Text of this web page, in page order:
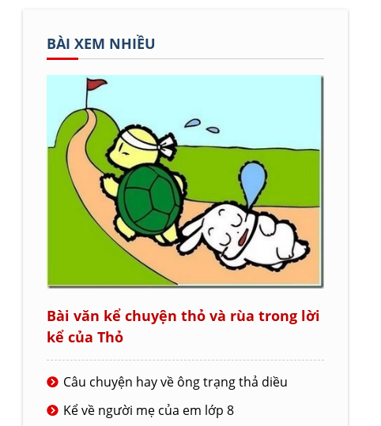
BÀI XEM NHIỀU
Bài văn kể chuyện thỏ và rùa trong lời
kể của Thỏ
Câu chuyện hay về ông trạng thả diều
Kể về người mẹ của em lớp 8